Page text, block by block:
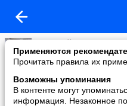
Применяются
Прочитать правила их
Возможны упоминания
В контенте могут
информация. Незаконное
Дмитрий Мараханов
added a photo
20 Mar в 21:25